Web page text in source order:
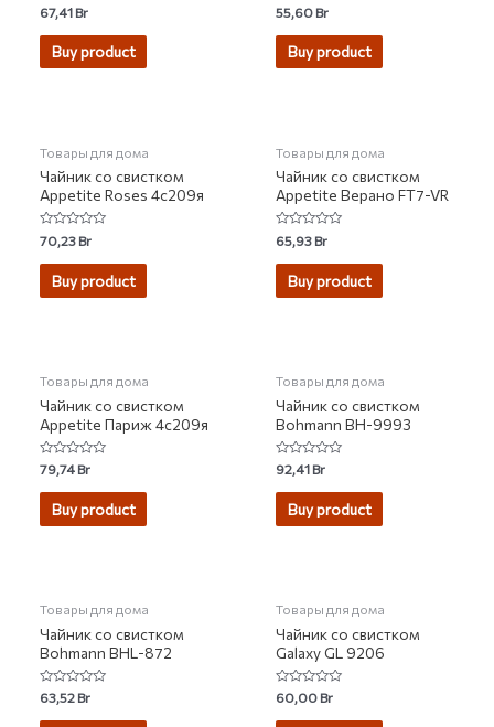
Rated
0
out
67,41Br
Buy product
Rated
0
out
55,60Br
Buy product
Товары для дома
Чайник со свистком
Appetite Roses 4с209я
Rated
0
out
70,23Br
Buy product
Товары для дома
Чайник со свистком
Appetite Верано FT7-VR
Rated
0
out
65,93Br
Buy product
Товары для дома
Чайник со свистком
Appetite Париж 4с209я
Rated
0
out
79,74Br
Buy product
Товары для дома
Чайник со свистком
Bohmann BH-9993
Rated
0
out
92,41Br
Buy product
Товары для дома
Чайник со свистком
Bohmann BHL-872
Rated
0
out
63,52Br
Товары для дома
Чайник со свистком
Galaxy GL 9206
Rated
0
out
60,00Br